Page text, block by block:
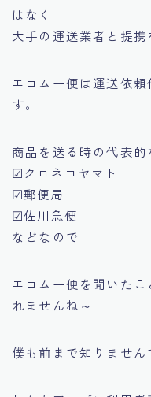
はなく
大手の運送業者と提
エコムー便は運送依
す。
商品を送る時の代表
☑クロネコヤマト
☑郵便局
☑佐川急便
などなので
エコムー便を聞いた
れませんね～
僕も前まで知りません